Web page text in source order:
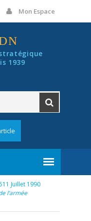
Mon Espace
1939
Juillet 1990
l’armée